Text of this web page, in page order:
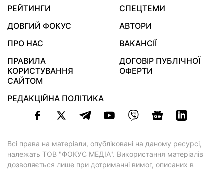
РЕЙТИНГИ
СПЕЦТЕМИ
ДОВГИЙ ФОКУС
АВТОРИ
ПРО НАС
ВАКАНСІЇ
ПРАВИЛА
КОРИСТУВАННЯ
САЙТОМ
ДОГОВІР ПУБЛІЧНОЇ
ОФЕРТИ
РЕДАКЦІЙНА ПОЛІТИКА
Всі права на матеріали, опубліковані на даному ресурсі,
належать ТОВ "ФОКУС МЕДІА". Використання матеріалів
дозволяється лише при дотриманні вимог, описаних в